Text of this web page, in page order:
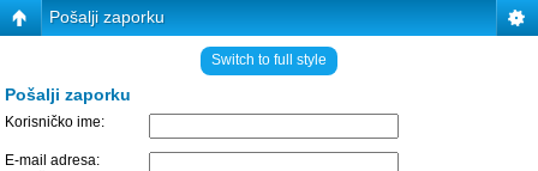
Pošalji zaporku
Switch to full style
Pošalji zaporku
Korisničko ime:
E-mail adresa: